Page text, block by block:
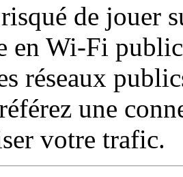
de jouer
en Wi-Fi
réseaux
une
votre trafic.